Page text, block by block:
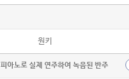
원키
피아노로 실제 연주하여 녹음된 반주